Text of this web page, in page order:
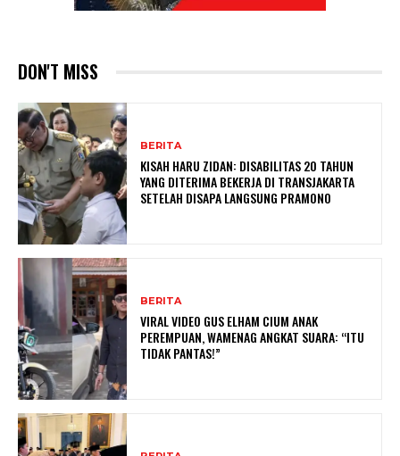
DON'T MISS
BERITA
KISAH HARU ZIDAN: DISABILITAS 20 TAHUN
YANG DITERIMA BEKERJA DI TRANSJAKARTA
SETELAH DISAPA LANGSUNG PRAMONO
BERITA
VIRAL VIDEO GUS ELHAM CIUM ANAK
PEREMPUAN, WAMENAG ANGKAT SUARA: “ITU
TIDAK PANTAS!”